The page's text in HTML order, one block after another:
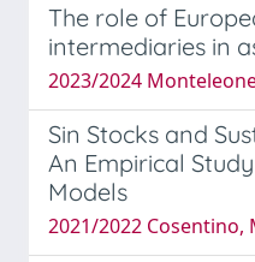
The role of
intermediaries in
2023/2024
Sin Stocks and
An Empirical
Models
2021/2022 Cosentino,